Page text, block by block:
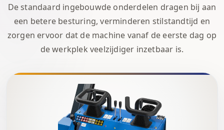
De standaard ingebouwde onderdelen dragen bij aan
een betere besturing, verminderen stilstandtijd en
zorgen ervoor dat de machine vanaf de eerste dag op
de werkplek veelzijdiger inzetbaar is.